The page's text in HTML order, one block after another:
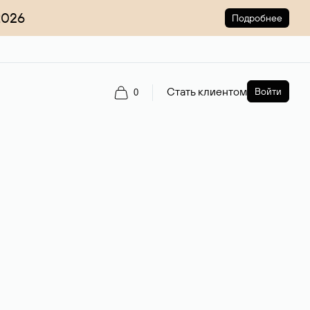
Подробнее
0 Стать клиентом Войти